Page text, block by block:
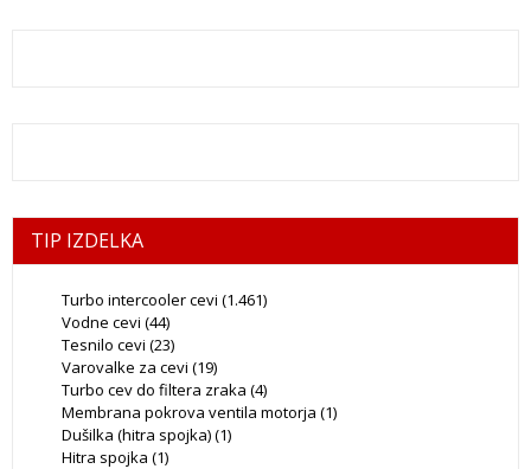
TIP IZDELKA
Turbo intercooler cevi (1.461)
Vodne cevi (44)
Tesnilo cevi (23)
Varovalke za cevi (19)
Turbo cev do filtera zraka (4)
Membrana pokrova ventila motorja (1)
Dušilka (hitra spojka)(1)
Hitra spojka (1)